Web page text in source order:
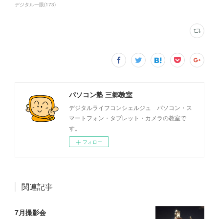
デジタル一眼(173)
パソコン塾 三郷教室
デジタルライフコンシェルジュ パソコン・ス
マートフォン・タブレット・カメラの教室で
す。
フォロー
関連記事
7月撮影会